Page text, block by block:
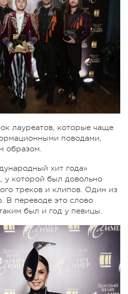
лауреатов, которые чаще
поводами,
образом.
хит года»
у которой был довольно
треков и клипов. Один из
В переводе это слово
был и год у певицы.